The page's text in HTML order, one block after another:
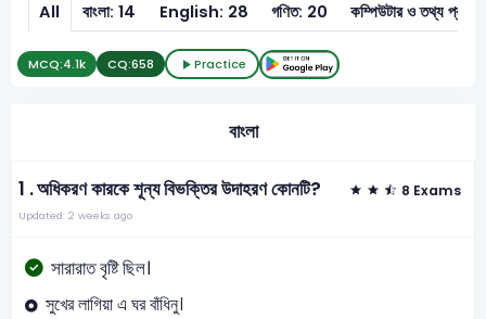
All বাংলা: 14 English: 28 গণিত: 20 কম্পিউটার
MCQ:4.1k CQ:658 Practice
বাংলা
1 .অধিকরণ কারকে শূন্য বিভক্তির উদাহরণ কোনটি? 8 Exams
Updated: 2 weeks ago
সারারাত বৃষ্টি ছিল।
সুখের লাগিয়া এ ঘর বাঁধিনু।